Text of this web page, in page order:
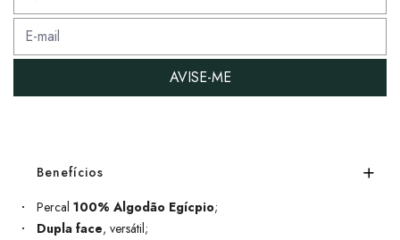
AVISE-ME
Benefícios
Percal 100% Algodão Egícpio;
Dupla face, versátil;